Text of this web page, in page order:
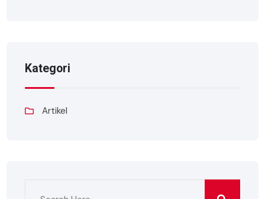
Kategori
Artikel